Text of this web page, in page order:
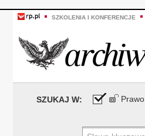
SZKOLENIA I KONFERENCJE
SZUKAJ W: Prawo